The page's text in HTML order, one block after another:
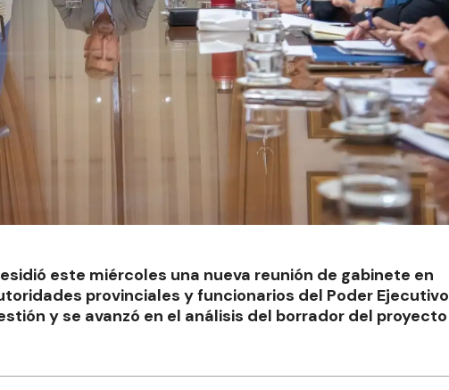
este miércoles una nueva reunión de gabinete en
provinciales y funcionarios del Poder Ejecutivo
y se avanzó en el análisis del borrador del proyecto